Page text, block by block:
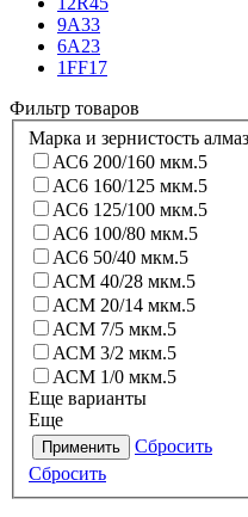
9А33
6А23
1FF1 7
Фильтр товаров
Марка и зернистость
АС6 200/160 мкм.5
АС6 160/125 мкм.5
АС6 125/100 мкм.5
АС6 100/80 мкм.5
АС6 50/40 мкм.5
АСМ 40/28 мкм.5
АСМ 20/14 мкм.5
АСМ 7/5 мкм.5
АСМ 3/2 мкм.5
АСМ 1/0 мкм.5
Еще варианты
Еще
Применить
Сбросить
Сбросить